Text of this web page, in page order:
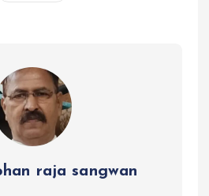
m
raja sangwan